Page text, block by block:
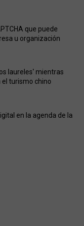
que puede
u organización
laureles' mientras
el turismo chino
en la agenda de la